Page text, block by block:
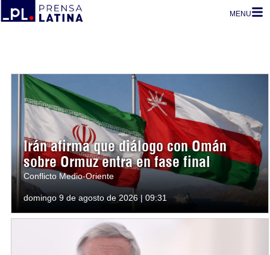
MENU
Irán afirma que diálogo con Omán
sobre Ormuz entra en fase final
Conflicto Medio-Oriente
domingo 9 de agosto de 2026 | 09:31